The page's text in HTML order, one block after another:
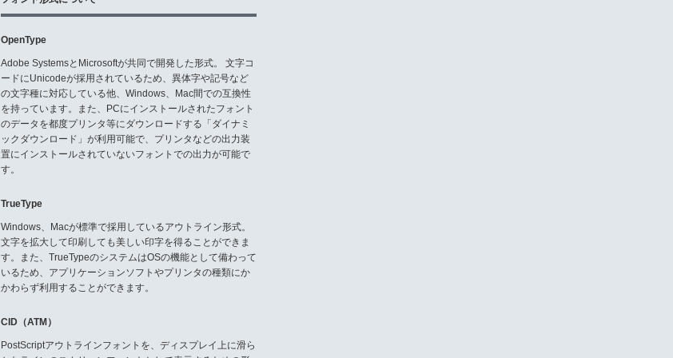
OpenType
Adobe SystemsとMicrosoftが共同で開発した形式。 文字コ
ードにUnicodeが採用されているため、異体字や記号など
の文字種に対応している他、Windows、Mac間での互換性
を持っています。また、PCにインストールされたフォント
のデータを都度プリンタ等にダウンロードする「ダイナミ
ックダウンロード」が利用可能で、プリンタなどの出力装
置にインストールされていないフォントでの出力が可能で
す。
TrueType
Windows、Macが標準で採用しているアウトライン形式。
文字を拡大して印刷しても美しい印字を得ることができま
す。また、TrueTypeのシステムはOSの機能として備わって
いるため、アプリケーションソフトやプリンタの種類にか
かわらず利用することができます。
CID（ATM）
PostScriptアウトラインフォントを、ディスプレイ上に滑ら